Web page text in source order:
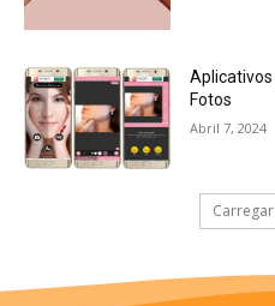
Fotos
Abril 7, 2024